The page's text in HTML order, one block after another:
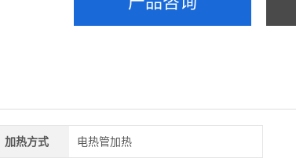
加热方式 电热管加热